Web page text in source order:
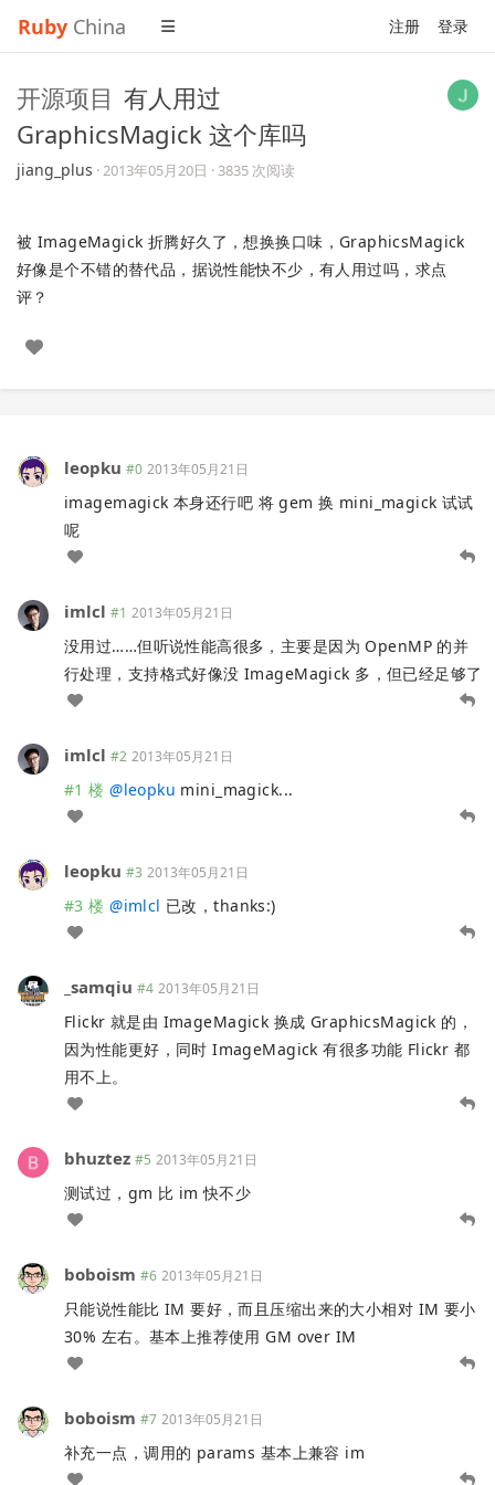
Ruby China 注册 登录
开源项目 有人用过
GraphicsMagick 这个库吗
jiang_plus ·2013年05月20日 · 3835 次阅读
被 ImageMagick 折腾好久了，想换换口味，GraphicsMagick
好像是个不错的替代品，据说性能快不少，有人用过吗，求点
评？
leopku #0 2013年05月21日
imagemagick 本身还行吧 将 gem 换 mini_magick 试试
呢
imlcl #1 2013年05月21日
没用过……但听说性能高很多，主要是因为 OpenMP 的并
行处理，支持格式好像没 ImageMagick 多，但已经足够了
imlcl #2 2013年05月21日
#1 楼 @leopku mini_magick...
leopku #3 2013年05月21日
#3 楼 @imlcl 已改，thanks:)
_samqiu #4 2013年05月21日
Flickr 就是由 ImageMagick 换成 GraphicsMagick 的，
因为性能更好，同时 ImageMagick 有很多功能 Flickr 都
用不上。
bhuztez #5 2013年05月21日
测试过，gm 比 im 快不少
boboism #6 2013年05月21日
只能说性能比 IM 要好，而且压缩出来的大小相对 IM 要小
30% 左右。基本上推荐使用 GM over IM
boboism #7 2013年05月21日
补充一点，调用的 params 基本上兼容 im